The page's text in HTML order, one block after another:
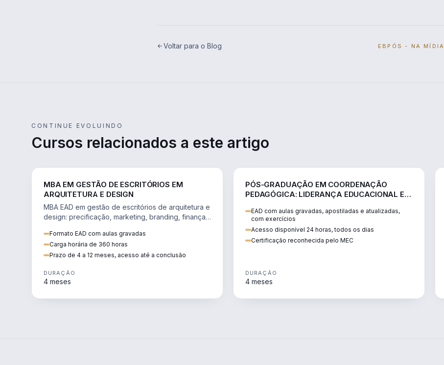
Voltar para o Blog EBPÓS - NA MÍDIA
CONTINUE EVOLUINDO
Cursos relacionados a este artigo
MBA EM GESTÃO DE ESCRITÓRIOS EM
ARQUITETURA E DESIGN
MBA EAD em gestão de escritórios de arquitetura e
design: precificação, marketing, branding, finanças
Formato EAD com aulas gravadas
Carga horária de 360 horas
Prazo de 4 a 12 meses, acesso até a conclusão
DURAÇÃO
4 meses
PÓS-GRADUAÇÃO EM COORDENAÇÃO
PEDAGÓGICA: LIDERANÇA EDUCACIONAL E
EAD com aulas gravadas, apostiladas e atualizadas,
com exercícios
Acesso disponível 24 horas, todos os dias
Certificação reconhecida pelo MEC
DURAÇÃO
4 meses